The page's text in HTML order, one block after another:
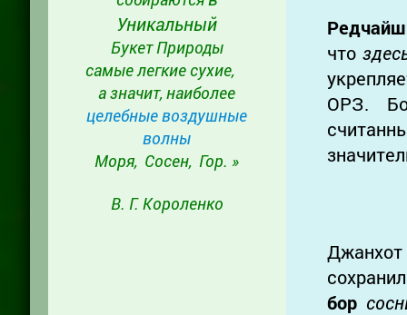
что
ОРЗ.
бор
Уникальный
Букет Природы
самые легкие сухие,
а значит, наиболее
целебные воздушные
волны
Моря, Сосен, Гор. »
В. Г. Короленко